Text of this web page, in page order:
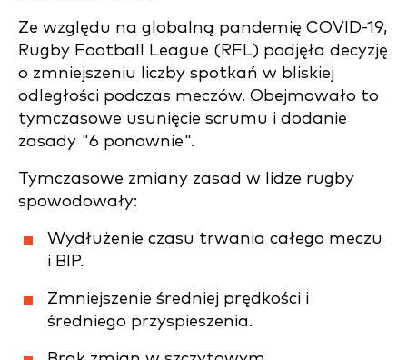
Ze względu na globalną pandemię COVID-19,
Rugby Football League (RFL) podjęła decyzję
o zmniejszeniu liczby spotkań w bliskiej
odległości podczas meczów. Obejmowało to
tymczasowe usunięcie scrumu i dodanie
zasady "6 ponownie".
Tymczasowe zmiany zasad w lidze rugby
spowodowały:
Wydłużenie czasu trwania całego meczu
i BIP.
Zmniejszenie średniej prędkości i
średniego przyspieszenia.